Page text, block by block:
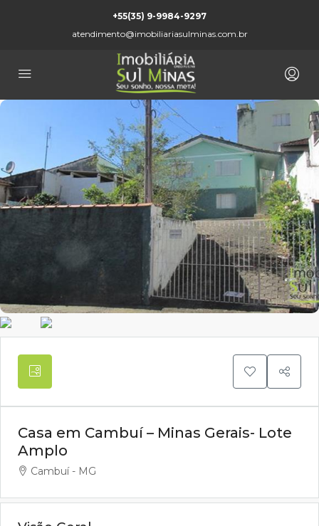
+55(35) 9-9984-9297
atendimento@imobiliariasulminas.com.br
Casa em Cambuí – Minas Gerais- Lote
Amplo
Cambuí - MG